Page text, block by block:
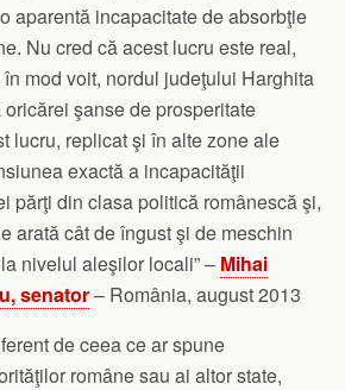
aparentă incapacitate de absorbţie
Nu cred că acest lucru este real,
mod voit, nordul judeţului Harghita
şanse de prosperitate
lucru, replicat şi în alte zone ale
exactă a incapacităţii
părţi din clasa politică românescă şi,
arată cât de îngust şi de meschin
nivelul aleşilor locali” – Mihai
senator– România, august 2013
de ceea ce ar spune
române sau ai altor state,